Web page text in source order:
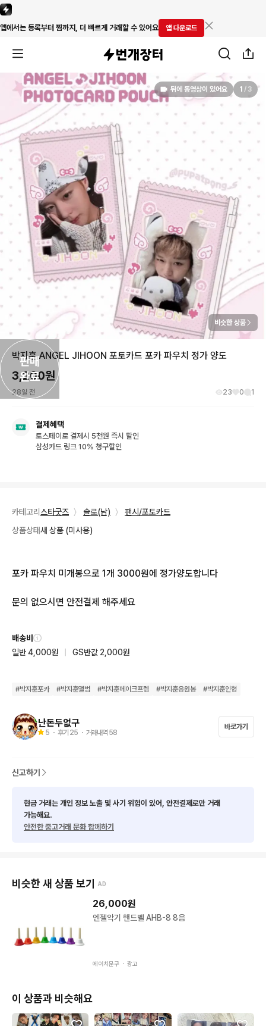
앱에서는 등록부터 찜까지, 더 빠르게 거래할 수 있어요 앱 다운로드
판매
완료
뒤에 동영상이 있어요 1 / 3
비슷한 상품
박지훈 ANGEL JIHOON 포토카드 포카 파우치 정가 양도
3,200원
28일 전 23 0 1
결제혜택
토스페이로 결제시 5천원 즉시 할인
삼성카드 링크 10% 청구할인
카테고리 스타굿즈 〉 솔로(남) 〉
팬시/포토카드
상품상태새 상품 (미사용)
포카 파우치 미개봉으로 1개 3000원에 정가양도합니다
문의 없으시면 안전결제 해주세요
배송비
일반 4,000원
GS반값 2,000원
#박지훈포카 #박지훈앨범 #박지훈메이크프렘 #박지훈응원봉 #박지훈인형
난돈두없구
5 ・ 후기 25 ・ 거래내역 58
바로가기
신고하기
현금 거래는 개인 정보 노출 및 사기 위험이 있어, 안전결제로만 거래
가능해요.
안전한 중고거래 문화 함께하기
비슷한 새 상품 보기 AD
26,000원
엔젤악기 핸드벨 AHB-8 8음
에이치문구 ・ 광고
이 상품과 비슷해요